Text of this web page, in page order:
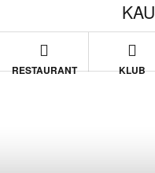
RESTAURANT KLUB